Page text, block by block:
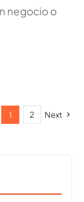
negocio o
1 2 Next